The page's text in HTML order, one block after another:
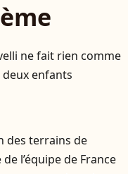
ne fait rien comme
deux enfants
des terrains de
l’équipe de France